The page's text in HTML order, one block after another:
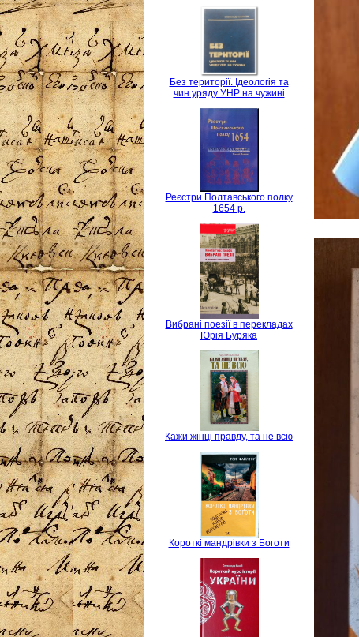
Без території. Ідеологія та
чин уряду УНР на чужині
Реєстри Полтавського полку
1654 р.
Вибрані поезії в перекладах
Юрія Буряка
Кажи жінці правду, та не всю
Короткі мандрівки з Боготи